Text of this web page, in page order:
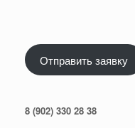
Отправить заявку
8 (902) 330 28 38